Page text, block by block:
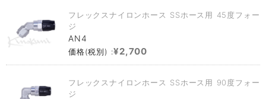
フレックスナイロンホース SSホース用 45度フォー
ジ
AN4
価格(税別) :¥2,700
フレックスナイロンホース SSホース用 90度フォー
ジ